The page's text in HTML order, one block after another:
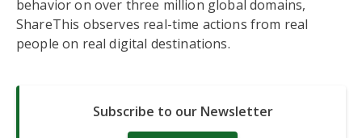
behavior on over three million global domains,
ShareThis observes real-time actions from real
people on real digital destinations.
Subscribe to our Newsletter